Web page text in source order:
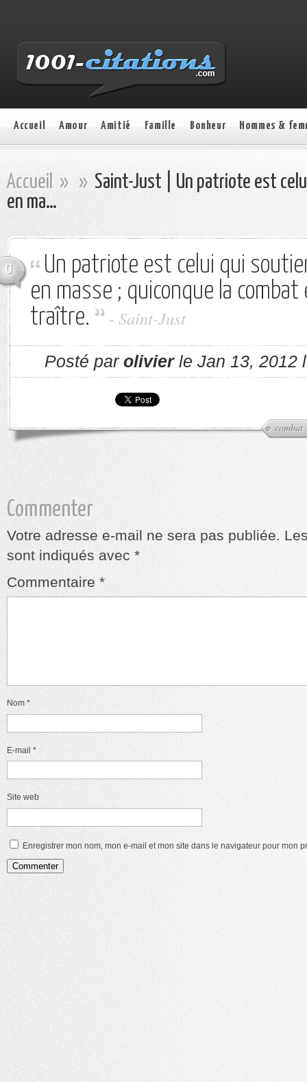
Accueil Amour Amitié Famille Bonheur Hommes &
Accueil » » Saint-Just | Un patriote est
en ma…
0
Un patriote est celui qui
en masse ; quiconque la
traître.
- Saint-Just
Posté par olivierle Jan 13, 2012
combat
Commenter
Votre adresse e-mail ne sera pas publiée.
sont indiqués avec *
Commentaire *
Nom *
E-mail *
Site web
Enregistrer mon nom, mon e-mail et mon site dans le navigateur pour mon